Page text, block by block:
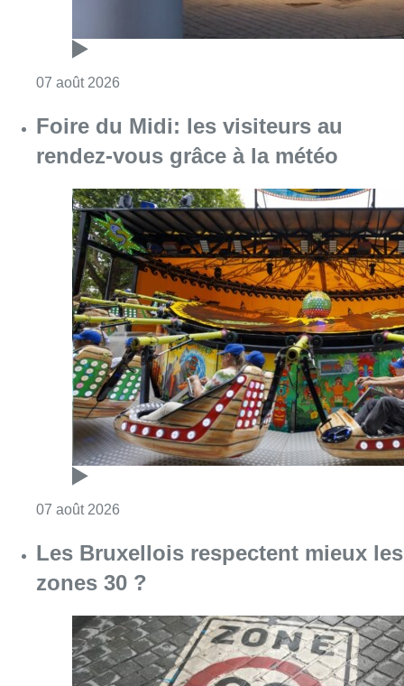
07 août 2026 Consulter l'article "Foire du Midi: les
Les Bruxellois respectent mieux les
zones 30 ?